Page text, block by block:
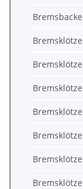
Bremsklötze
Bremsklötze